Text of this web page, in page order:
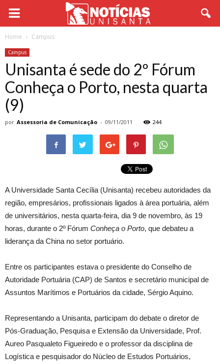
Home Campus
Campus
Unisanta é sede do 2º Fórum
Conheça o Porto, nesta quarta
(9)
por Assessoria de Comunicação - 09/11/2011 244
A Universidade Santa Cecília (Unisanta) recebeu autoridades da
região, empresários, profissionais ligados à área portuária, além
de universitários, nesta quarta-feira, dia 9 de novembro, às 19
horas, durante o 2º Fórum Conheça o Porto, que debateu a
liderança da China no setor portuário.
Entre os participantes estava o presidente do Conselho de
Autoridade Portuária (CAP) de Santos e secretário municipal de
Assuntos Marítimos e Portuários da cidade, Sérgio Aquino.
Representando a Unisanta, participam do debate o diretor de
Pós-Graduação, Pesquisa e Extensão da Universidade, Prof.
Aureo Pasqualeto Figueiredo e o professor da disciplina de
Logística e pesquisador do Núcleo de Estudos Portuários,